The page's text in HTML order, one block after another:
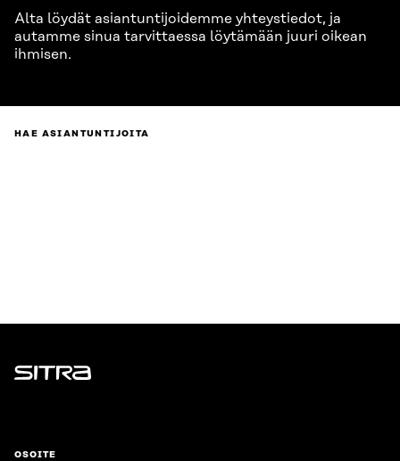
Alta löydät asiantuntijoidemme yhteystiedot, ja
autamme sinua tarvittaessa löytämään juuri oikean
ihmisen.
HAE ASIANTUNTIJOITA
Sitra
OSOITE